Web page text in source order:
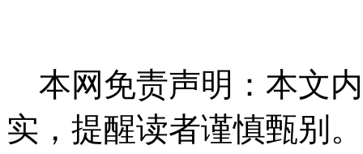
本网免责声明：本文
实，提醒读者谨慎甄别